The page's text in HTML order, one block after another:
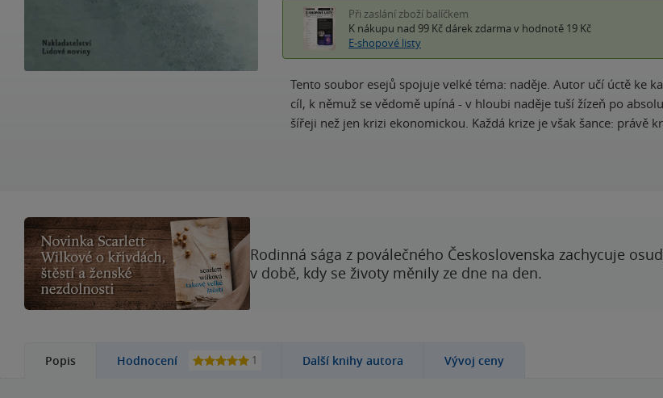
Při zaslání zboží balíčkem
K nákupu nad 99 Kč dárek zdarma v hodnotě 19 Kč
E-shopové listy
Tento soubor esejů spojuje velké téma: naděje. Autor učí úctě ke
cíl, k němuž se vědomě upíná - v hloubi naděje tuší žízeň po
šířeji než jen krizi ekonomickou. Každá krize je však šance: právě
Rodinná sága z poválečného Československa zachycuje
v době, kdy se životy měnily ze dne na den.
Popis Hodnocení 1 Další knihy autora Vývoj ceny